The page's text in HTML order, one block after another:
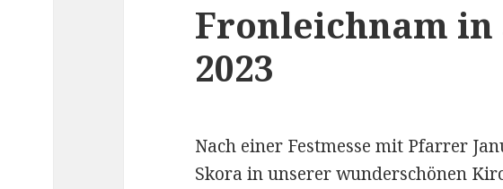
Fronleichnam in
2023
Nach einer Festmesse mit Pfarrer
Skora in unserer wunderschönen